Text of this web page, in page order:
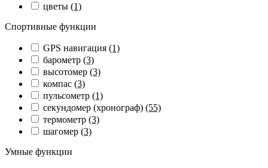
цветы (1)
Спортивные функции
GPS навигация (1)
барометр (3)
высотомер (3)
компас (3)
пульсометр (1)
секундомер (хронограф) (55)
термометр (3)
шагомер (3)
Умные функции